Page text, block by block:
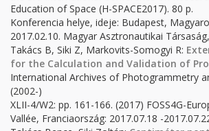
Education of Space (H-SPACE2017). 80 p.
Konferencia helye, ideje: Budapest,
2017.02.10. Magyar Asztronautikai
Takács B, Siki Z, Markovits-Somogyi R:
for the Calculation and Validation of
International Archives of Photogrammetry
(2002-)
XLII-4/W2: pp. 161-166. (2017) FOSS4G-
Vallée, Franciaország: 2017.07.18 -